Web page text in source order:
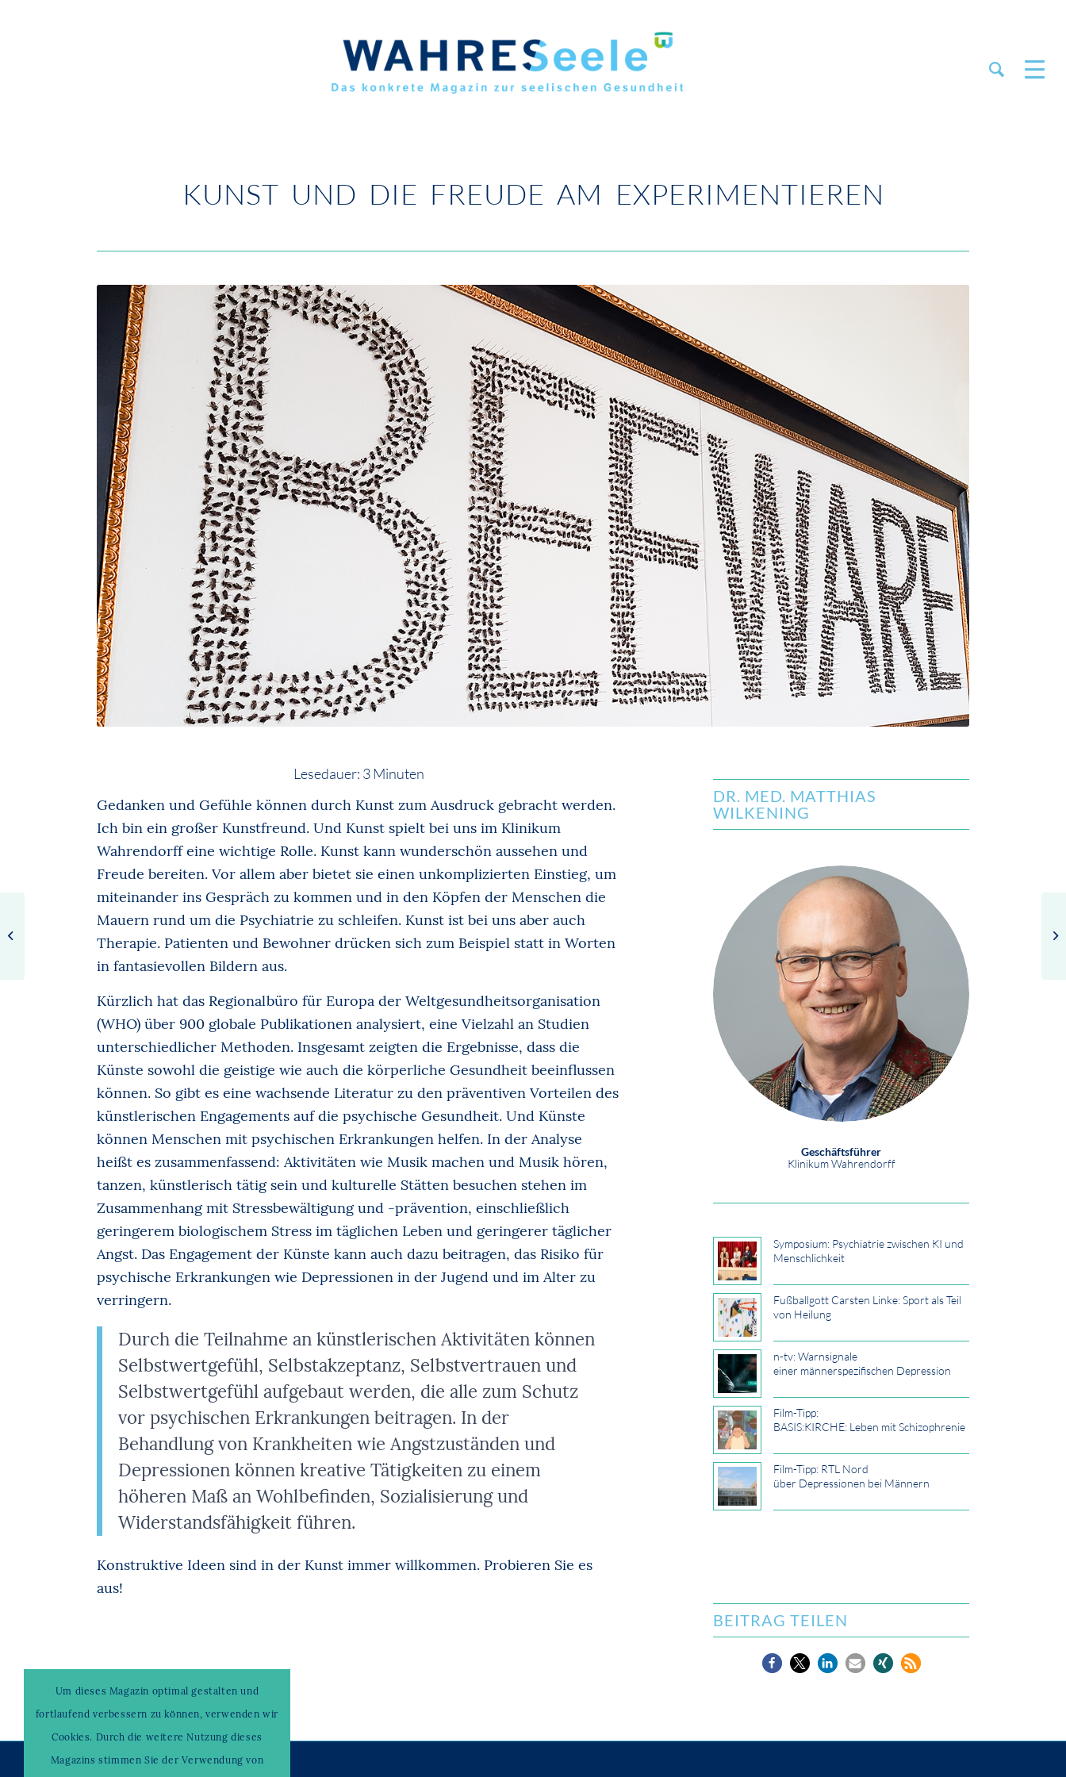
KUNST UND DIE FREUDE AM EXPERIMENTIEREN
Lesedauer: 3Minuten
Gedanken und Gefühle können durch Kunst zum Ausdruck gebracht werden.
Ich bin ein großer Kunstfreund. Und Kunst spielt bei uns im Klinikum
Wahrendorff eine wichtige Rolle. Kunst kann wunderschön aussehen und
Freude bereiten. Vor allem aber bietet sie einen unkomplizierten Einstieg, um
miteinander ins Gespräch zu kommen und in den Köpfen der Menschen die
Mauern rund um die Psychiatrie zu schleifen. Kunst ist bei uns aber auch
Therapie. Patienten und Bewohner drücken sich zum Beispiel statt in Worten
in fantasievollen Bildern aus.
Kürzlich hat das Regionalbüro für Europa der Weltgesundheitsorganisation
(WHO) über 900 globale Publikationen analysiert, eine Vielzahl an Studien
unterschiedlicher Methoden. Insgesamt zeigten die Ergebnisse, dass die
Künste sowohl die geistige wie auch die körperliche Gesundheit beeinflussen
können. So gibt es eine wachsende Literatur zu den präventiven Vorteilen des
künstlerischen Engagements auf die psychische Gesundheit. Und Künste
können Menschen mit psychischen Erkrankungen helfen. In der Analyse
heißt es zusammenfassend: Aktivitäten wie Musik machen und Musik hören,
tanzen, künstlerisch tätig sein und kulturelle Stätten besuchen stehen im
Zusammenhang mit Stressbewältigung und -prävention, einschließlich
geringerem biologischem Stress im täglichen Leben und geringerer täglicher
Angst. Das Engagement der Künste kann auch dazu beitragen, das Risiko für
psychische Erkrankungen wie Depressionen in der Jugend und im Alter zu
verringern.
Durch die Teilnahme an künstlerischen Aktivitäten können
Selbstwertgefühl, Selbstakzeptanz, Selbstvertrauen und
Selbstwertgefühl aufgebaut werden, die alle zum Schutz
vor psychischen Erkrankungen beitragen. In der
Behandlung von Krankheiten wie Angstzuständen und
Depressionen können kreative Tätigkeiten zu einem
höheren Maß an Wohlbefinden, Sozialisierung und
Widerstandsfähigkeit führen.
Konstruktive Ideen sind in der Kunst immer willkommen. Probieren Sie es
aus!
DR. MED. MATTHIAS
WILKENING
Geschäftsführer
Klinikum Wahrendorff
Symposium: Psychiatrie zwischen KI und
Menschlichkeit
Fußballgott Carsten Linke: Sport als Teil
von Heilung
n-tv: Warnsignale
einer männerspezifischen Depression
Film-Tipp:
BASIS:KIRCHE: Leben mit Schizophrenie
Film-Tipp: RTL Nord
über Depressionen bei Männern
BEITRAG TEILEN
Mehr riskanter
Um dieses Magazin optimal gestalten und
fortlaufend verbessern zu können, verwenden wir
Cookies. Durch die weitere Nutzung dieses
Magazins stimmen Sie der Verwendung von